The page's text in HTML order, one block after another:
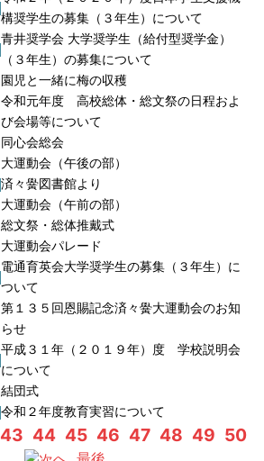
構奨学生の募集（３年生）について
青井奨学会 大学奨学生（給付型奨学金）
（３年生）の募集について
園児と一緒に梅の収穫
令和元年度 高校総体・総文祭の日程およ
び会場等について
同心会総会
大運動会（午後の部）
済々黌図書館より
大運動会（午前の部）
総文祭・総体推戴式
大運動会パレード
電通育英会大学奨学生の募集（３年生）に
ついて
第１３５回恩賜記念済々黌大運動会のお知
らせ
平成３１年（２０１９年）度 学校説明会
について
結団式
令和２年度教育実習について
43 44 45 46 47 48 49 50